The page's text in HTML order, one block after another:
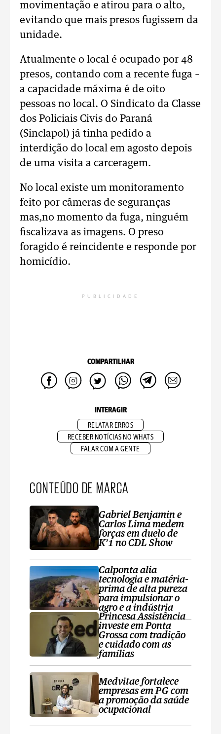
movimentação e atirou para o alto,
evitando que mais presos fugissem da
unidade.
Atualmente o local é ocupado por 48
presos, contando com a recente fuga –
a capacidade máxima é de oito
pessoas no local. O Sindicato da Classe
dos Policiais Civis do Paraná
(Sinclapol) já tinha pedido a
interdição do local em agosto depois
de uma visita a carceragem.
No local existe um monitoramento
feito por câmeras de seguranças
mas,no momento da fuga, ninguém
fiscalizava as imagens. O preso
foragido é reincidente e responde por
homicídio.
PUBLICIDADE
COMPARTILHAR
INTERAGIR
RELATAR ERROS
RECEBER NOTÍCIAS NO WHATS
FALAR COM A GENTE
CONTEÚDO DE MARCA
Gabriel Benjamin e
Carlos Lima medem
forças em duelo de
K’1 no CDL Show
Calponta alia
tecnologia e matéria-
prima de alta pureza
para impulsionar o
agro e a indústria
Princesa Assistência
investe em Ponta
Grossa com tradição
e cuidado com as
famílias
Medvitae fortalece
empresas em PG com
a promoção da saúde
ocupacional